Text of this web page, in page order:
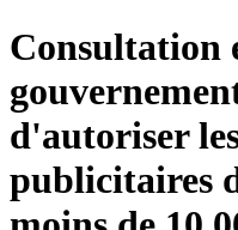
Consultation
d'autoriser
publicitaires